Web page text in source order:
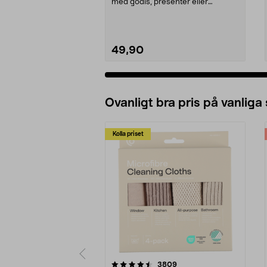
med godis, presenter eller
49,90
Ovanligt bra pris på vanliga
Kolla priset
3809recensioner
4.0av 5 stjärnor